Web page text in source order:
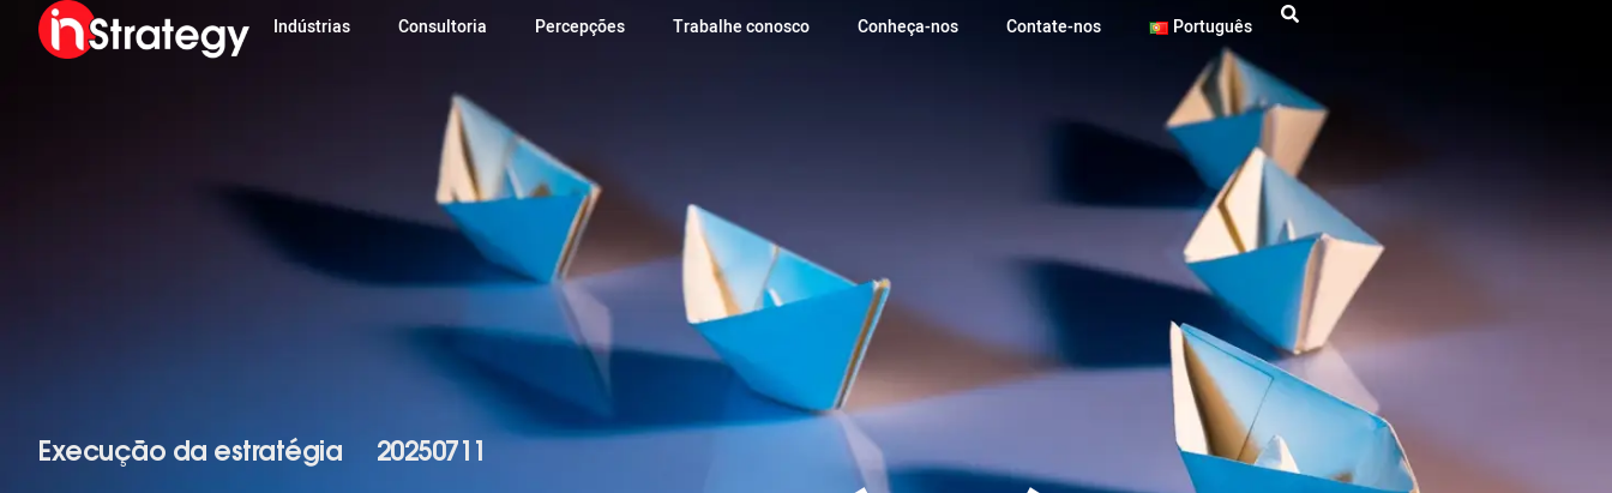
Indústrias Consultoria Percepções Trabalhe conosco Conheça-nos Contate-nos Português
Execução da estratégia 20250711